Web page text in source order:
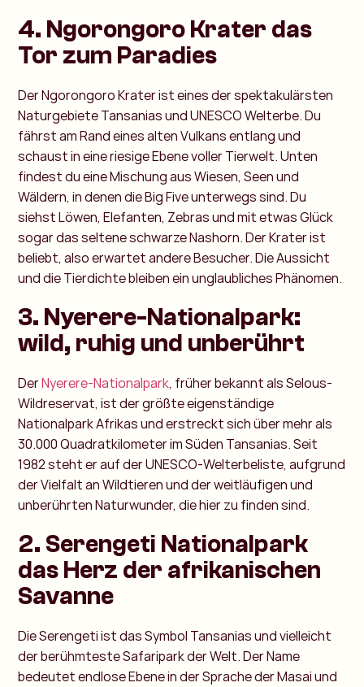
4. Ngorongoro Krater das
Tor zum Paradies
Der Ngorongoro Krater ist eines der spektakulärsten
Naturgebiete Tansanias und UNESCO Welterbe. Du
fährst am Rand eines alten Vulkans entlang und
schaust in eine riesige Ebene voller Tierwelt. Unten
findest du eine Mischung aus Wiesen, Seen und
Wäldern, in denen die Big Five unterwegs sind. Du
siehst Löwen, Elefanten, Zebras und mit etwas Glück
sogar das seltene schwarze Nashorn. Der Krater ist
beliebt, also erwartet andere Besucher. Die Aussicht
und die Tierdichte bleiben ein unglaubliches Phänomen.
3. Nyerere-Nationalpark:
wild, ruhig und unberührt
DerNyerere-Nationalpark, früher bekannt als Selous-
Wildreservat, ist der größte eigenständige
Nationalpark Afrikas und erstreckt sich über mehr als
30.000 Quadratkilometer im Süden Tansanias. Seit
1982 steht er auf der UNESCO-Welterbeliste, aufgrund
der Vielfalt an Wildtieren und der weitläufigen und
unberührten Naturwunder, die hier zu finden sind.
2. Serengeti Nationalpark
das Herz der afrikanischen
Savanne
Die Serengeti ist das Symbol Tansanias und vielleicht
der berühmteste Safaripark der Welt. Der Name
bedeutet endlose Ebene in der Sprache der Masai und